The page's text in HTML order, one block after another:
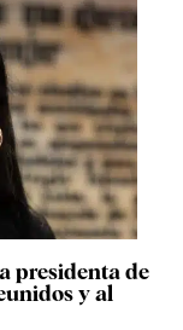
presidenta de
y al